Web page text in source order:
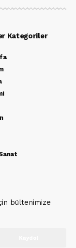
Kategoriler
bültenimize